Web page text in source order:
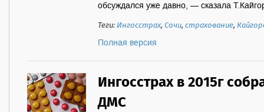
обсуждался уже давно, — сказала
Теги:Ингосстрах,Сочи,страхование,
Полная версия
Ингосстрах в 2015г
ДМС